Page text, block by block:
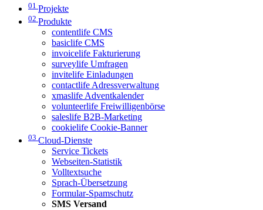
01 Projekte
02 Produkte
contentlife CMS
basiclife CMS
invoicelife Fakturierung
surveylife Umfragen
invitelife Einladungen
contactlife Adressverwaltung
xmaslife Adventkalender
volunteerlife Freiwilligenbörse
saleslife B2B-Marketing
cookielife Cookie-Banner
03 Cloud-Dienste
Service Tickets
Webseiten-Statistik
Volltextsuche
Sprach-Übersetzung
Formular-Spamschutz
SMS Versand